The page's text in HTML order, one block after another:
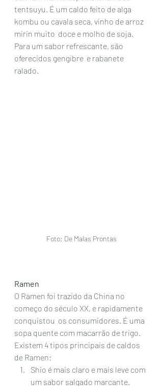
tentsuyu. É um caldo feito de alga
kombu ou cavala seca, vinho de arroz
mirin muito  doce e molho de soja.
Para um sabor refrescante, são
oferecidos gengibre  e rabanete
ralado.
Foto: De Malas Prontas
Ramen
O Ramen foi trazido da China no
começo do século XX, e rapidamente
conquistou  os consumidores. É uma
sopa quente com macarrão de trigo.
Existem 4 tipos principais de caldos
de Ramen:
Shio é mais claro e mais leve com
um sabor salgado marcante.